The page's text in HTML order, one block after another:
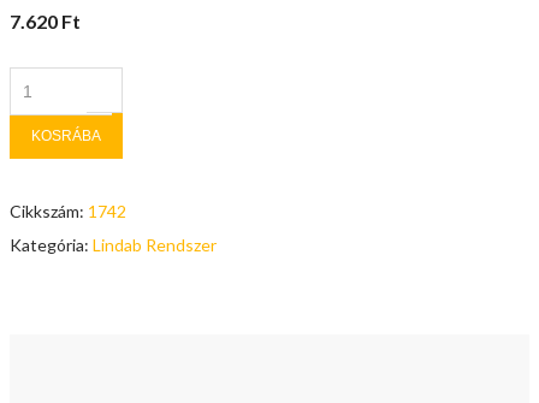
7.620 Ft
KOSRÁBA
Cikkszám: 1742
Kategória: Lindab Rendszer